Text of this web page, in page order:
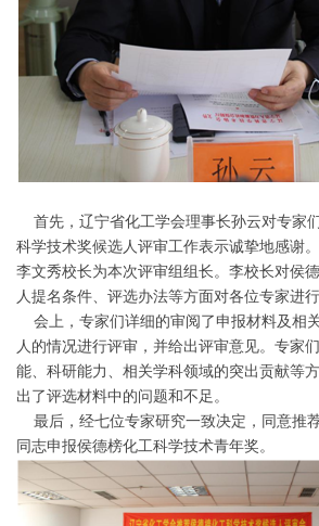
首先，辽宁省化工学会理事长孙云对专家
科学技术奖候选人评审工作表示诚挚地感谢
李文秀校长为本次评审组组长。李校长对侯
人提名条件、评选办法等方面对各位专家进
会上，专家们详细的审阅了申报材料及相
人的情况进行评审，并给出评审意见。专家
能、科研能力、相关学科领域的突出贡献等
出了评选材料中的问题和不足。
最后，经七位专家研究一致决定，同意推
同志申报侯德榜化工科学技术青年奖。